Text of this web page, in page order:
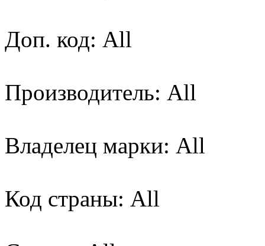
Доп. код: All
Производитель: All
Владелец марки: All
Код страны: All